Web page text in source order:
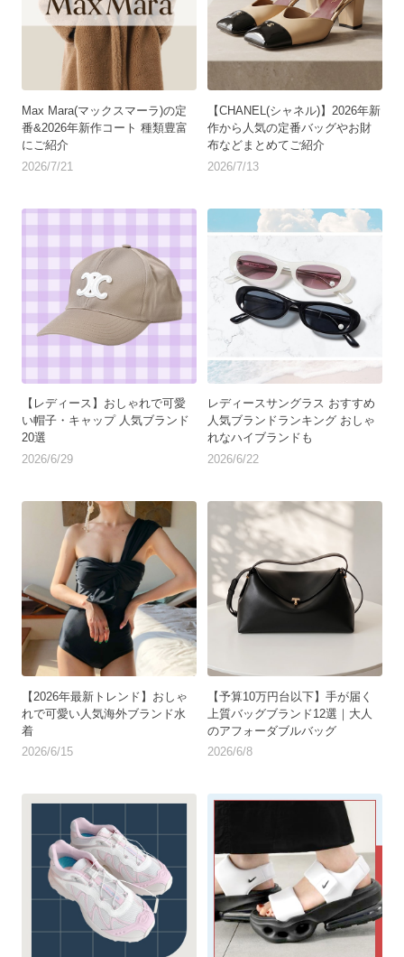
Max Mara(マックスマーラ)の定
番&2026年新作コート 種類豊富
にご紹介
2026/7/21
【CHANEL(シャネル)】2026年新
作から人気の定番バッグやお財
布などまとめてご紹介
2026/7/13
【レディース】おしゃれで可愛
い帽子・キャップ 人気ブランド
20選
2026/6/29
レディースサングラス おすすめ
人気ブランドランキング おしゃ
れなハイブランドも
2026/6/22
【2026年最新トレンド】おしゃ
れで可愛い人気海外ブランド水
着
2026/6/15
【予算10万円台以下】手が届く
上質バッグブランド12選｜大人
のアフォーダブルバッグ
2026/6/8